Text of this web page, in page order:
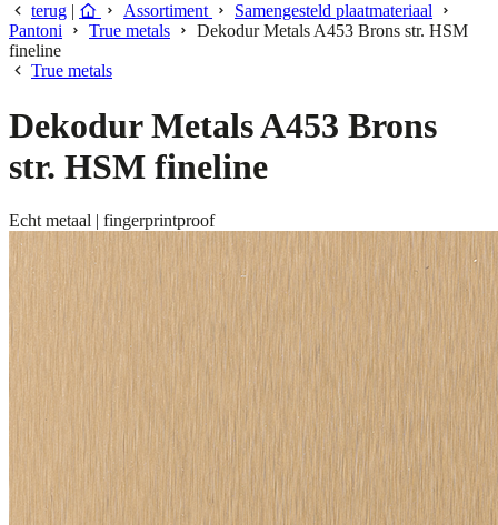
terug | Assortiment
Samengesteld plaatmateriaal
Pantoni
True metals
Dekodur Metals A453 Brons str. HSM
fineline
True metals
Dekodur Metals A453 Brons
str. HSM fineline
Echt metaal | fingerprintproof